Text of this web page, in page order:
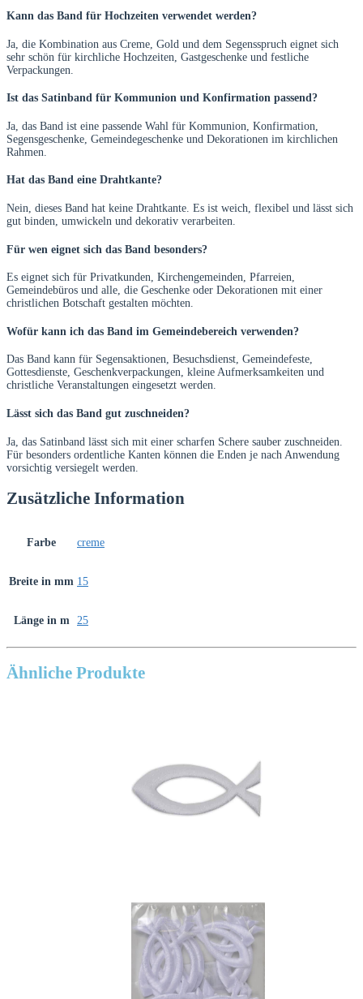
Kann das Band für Hochzeiten verwendet werden?
Ja, die Kombination aus Creme, Gold und dem Segensspruch eignet sich
sehr schön für kirchliche Hochzeiten, Gastgeschenke und festliche
Verpackungen.
Ist das Satinband für Kommunion und Konfirmation passend?
Ja, das Band ist eine passende Wahl für Kommunion, Konfirmation,
Segensgeschenke, Gemeindegeschenke und Dekorationen im kirchlichen
Rahmen.
Hat das Band eine Drahtkante?
Nein, dieses Band hat keine Drahtkante. Es ist weich, flexibel und lässt sich
gut binden, umwickeln und dekorativ verarbeiten.
Für wen eignet sich das Band besonders?
Es eignet sich für Privatkunden, Kirchengemeinden, Pfarreien,
Gemeindebüros und alle, die Geschenke oder Dekorationen mit einer
christlichen Botschaft gestalten möchten.
Wofür kann ich das Band im Gemeindebereich verwenden?
Das Band kann für Segensaktionen, Besuchsdienst, Gemeindefeste,
Gottesdienste, Geschenkverpackungen, kleine Aufmerksamkeiten und
christliche Veranstaltungen eingesetzt werden.
Lässt sich das Band gut zuschneiden?
Ja, das Satinband lässt sich mit einer scharfen Schere sauber zuschneiden.
Für besonders ordentliche Kanten können die Enden je nach Anwendung
vorsichtig versiegelt werden.
Zusätzliche Information
Farbe creme
Breite in mm 15
Länge in m 25
Ähnliche Produkte